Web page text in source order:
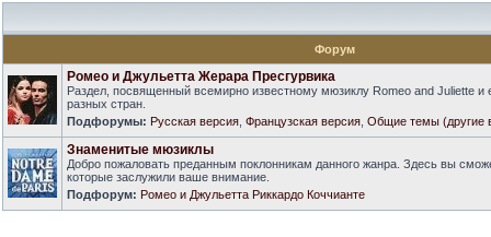
Форум
Ромео и Джульетта Жерара Пресгурвика
Раздел, посвященный всемирно известному мюзиклу Romeo and Juliette и
разных стран.
Подфорумы: Русская версия Французская версия Общие темы (другие
Знаменитые мюзиклы
Добро пожаловать преданным поклонникам данного жанра. Здесь вы
которые заслужили ваше внимание.
Подфорум: Ромео и Джульетта Риккардо Коччианте